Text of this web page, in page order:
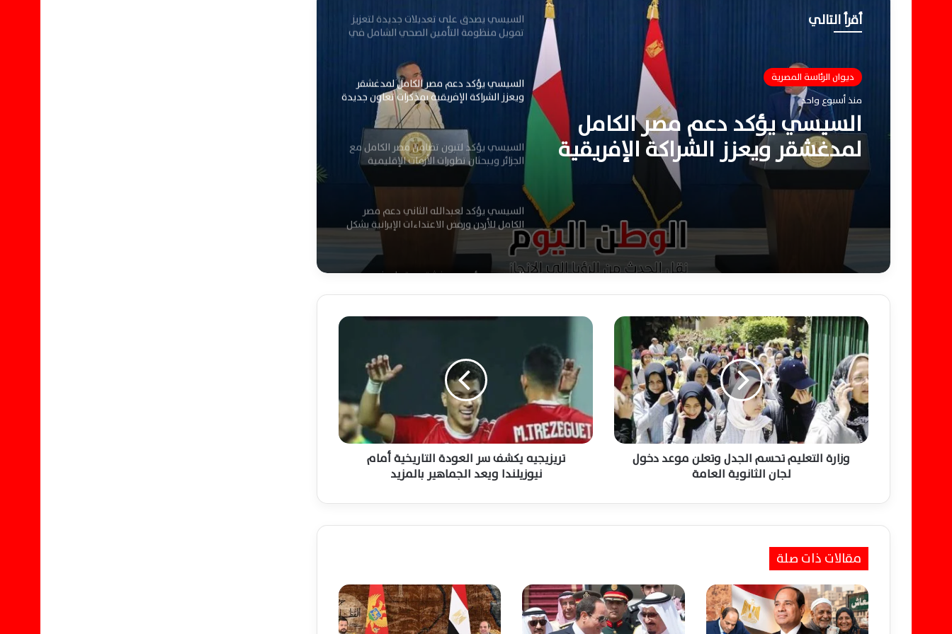
أقرأ التالي
ديوان الرئاسة المصرية
منذ أسبوع واحد
السيسي يؤكد دعم مصر الكامل
لمدغشقر ويعزز الشراكة الإفريقية
بمذكرات تعاون جديدة
السيسي يصدق على تعديلات جديدة لتعزيز
تمويل منظومة التأمين الصحي الشامل في
السيسي يؤكد دعم مصر الكامل لمدغشقر
ويعزز الشراكة الإفريقية بمذكرات تعاون جديدة
السيسي يؤكد لتبون تضامن مصر الكامل مع
الجزائر ويبحثان تطورات الأزمات الإقليمية
السيسي يؤكد لعبدالله الثاني دعم مصر
الكامل للأردن ورفض الاعتداءات الإيرانية بشكل
حاسم
السيسي ورئيس مدغشقر يوقعان خمس
تعزيز التعاون والقضايا الإقليمية المشتركة
الرئيس السيسي يؤكد تضامن مصر مع تونس
ويبحث مع قيس سعيد تطورات المنطقة
المشتركة
اعتبارًا من اليوم الثلاثاء.. قانون إعادة تنظيم
جهاز مستقبل مصر يدخل حيز التنفيذ رسميًا
السيسي يتابع خطط تطوير التعليم قبل
الجامعي والفني استعدادًا للعام الدراسي
الجديد
و
ز
ا
ر
ة
ا
ل
ت
ع
ت
م
ج
د
ل
وزارة التعليم تحسم الجدل وتعلن موعد دخول
لجان الثانوية العامة
ت
ي
ه
ي
س
د
ة
ا
تريزيجيه يكشف سر العودة التاريخية أمام
نيوزيلندا ويعد الجماهير بالمزيد
مقالات ذات صلة